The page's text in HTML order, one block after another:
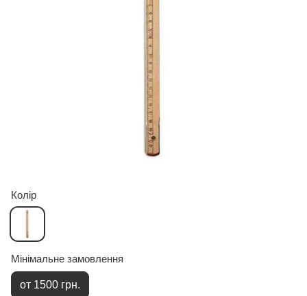
Колір
Мінімальне замовлення
от 1500 грн.